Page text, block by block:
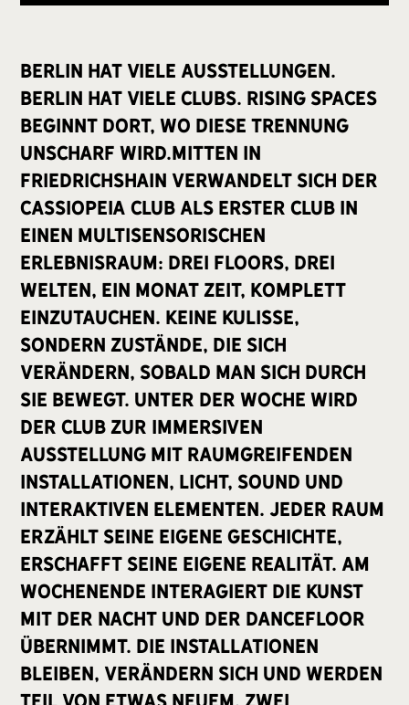
Berlin hat viele Ausstellungen.
Berlin hat viele Clubs. Rising Spaces
beginnt dort, wo diese Trennung
unscharf wird.Mitten in
Friedrichshain verwandelt sich der
cassiopeia Club als erster Club in
einen multisensorischen
Erlebnisraum: Drei Floors, drei
Welten, ein Monat Zeit, komplett
einzutauchen. Keine Kulisse,
sondern Zustände, die sich
verändern, sobald man sich durch
sie bewegt. Unter der Woche wird
der Club zur immersiven
Ausstellung mit raumgreifenden
Installationen, Licht, Sound und
interaktiven Elementen. Jeder Raum
erzählt seine eigene Geschichte,
erschafft seine eigene Realität. Am
Wochenende interagiert die Kunst
mit der Nacht und der Dancefloor
übernimmt. Die Installationen
bleiben, verändern sich und werden